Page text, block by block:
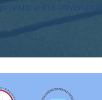
o in